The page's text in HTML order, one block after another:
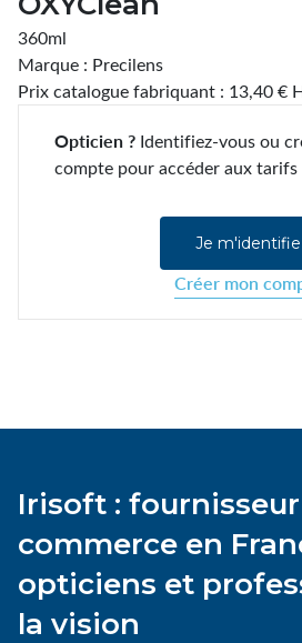
360ml
Marque : Precilens
Prix catalogue fabriquant : 13,40 €
Opticien ? Identifiez-vous ou
compte pour accéder aux tarifs
Je m'identifie
Créer mon
Irisoft :
commerce en
opticiens et
la vision